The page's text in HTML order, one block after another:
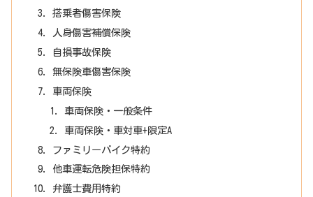
搭乗者傷害保険
人身傷害補償保険
自損事故保険
無保険車傷害保険
車両保険
車両保険・一般条件
車両保険・車対車+限定A
ファミリーバイク特約
他車運転危険担保特約
弁護士費用特約